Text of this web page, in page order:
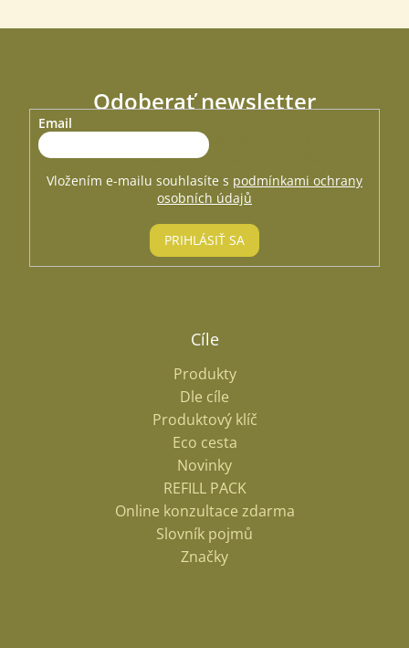
Odoberať newsletter
Vložte svoj e-mail a my Vám budeme zasielať informácie o
nových produktoch na našom e-shope.
Email
Vložením e-mailu souhlasíte s podmínkami ochrany
osobních údajů
PRIHLÁSIŤ SA
Cíle
Produkty
Dle cíle
Produktový klíč
Eco cesta
Novinky
REFILL PACK
Online konzultace zdarma
Slovník pojmů
Značky